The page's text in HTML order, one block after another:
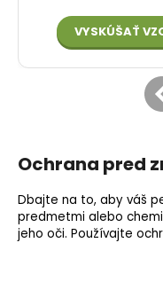
Ochrana pred
Dbajte na to, aby váš
predmetmi alebo
jeho oči. Používajte